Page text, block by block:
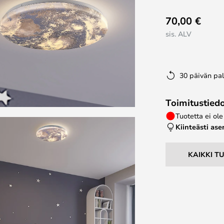
70,00 €
sis. ALV
30 päivän
Tuotetta ei
Kiinteästi
KAIKKI